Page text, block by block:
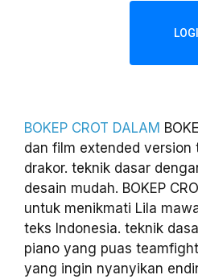
BOKEP CROT DALAM
dan film extended version
drakor. teknik dasar
desain mudah. BOKEP
untuk menikmati Lila
teks Indonesia. teknik
piano yang puas
yang ingin nyanyikan